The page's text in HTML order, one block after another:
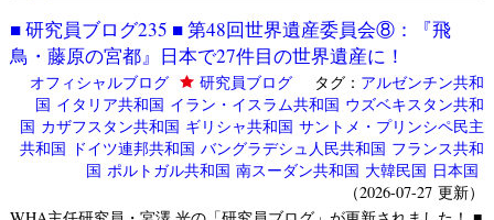
■ 研究員ブログ235 ■ 第48回世界遺産委員会⑧：『飛
鳥・藤原の宮都』日本で27件目の世界遺産に！
オフィシャルブログ 研究員ブログタグ： アルゼンチン共和
国 イタリア共和国 イラン・イスラム共和国 ウズベキスタン共和
国 カザフスタン共和国 ギリシャ共和国 サントメ・プリンシペ民主
共和国 ドイツ連邦共和国 バングラデシュ人民共和国 フランス共和
国 ポルトガル共和国 南スーダン共和国 大韓民国 日本国
（2026-07-27 更新）